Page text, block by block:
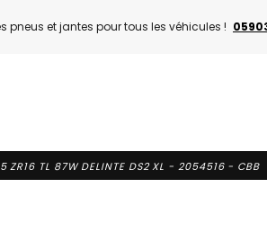
et jantes pour tous les véhicules !
ZR16 TL 87W DELINTE DS2 XL - 2054516 - CBB